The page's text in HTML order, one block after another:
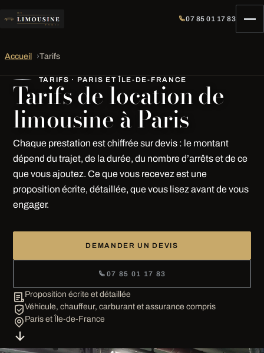
07 85 01 17 83
Accueil ›Tarifs
TARIFS · PARIS ET ÎLE-DE-FRANCE
Tarifs de location de
limousine à Paris
Chaque prestation est chiffrée sur devis : le montant
dépend du trajet, de la durée, du nombre d’arrêts et de ce
que vous ajoutez. Ce que vous recevez est une
proposition écrite, détaillée, que vous lisez avant de vous
engager.
DEMANDER UN DEVIS
07 85 01 17 83
Proposition écrite et détaillée
Véhicule, chauffeur, carburant et assurance compris
Paris et Île-de-France